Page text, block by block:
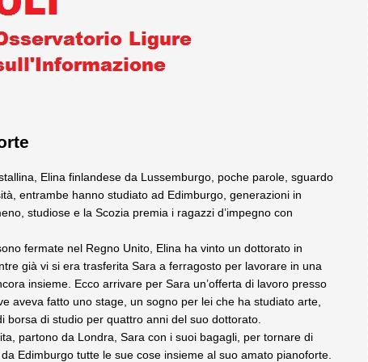
Elina finlandese da Lussemburgo, poche parole, sguardo
entrambe hanno studiato ad Edimburgo, generazioni in
studiose e la Scozia premia i ragazzi d’impegno con
fermate nel Regno Unito, Elina ha vinto un dottorato in
già vi si era trasferita Sara a ferragosto per lavorare in una
insieme. Ecco arrivare per Sara un’offerta di lavoro presso
aveva fatto uno stage, un sogno per lei che ha studiato arte,
borsa di studio per quattro anni del suo dottorato.
partono da Londra, Sara con i suoi bagagli, per tornare di
Edimburgo tutte le sue cose insieme al suo amato pianoforte.